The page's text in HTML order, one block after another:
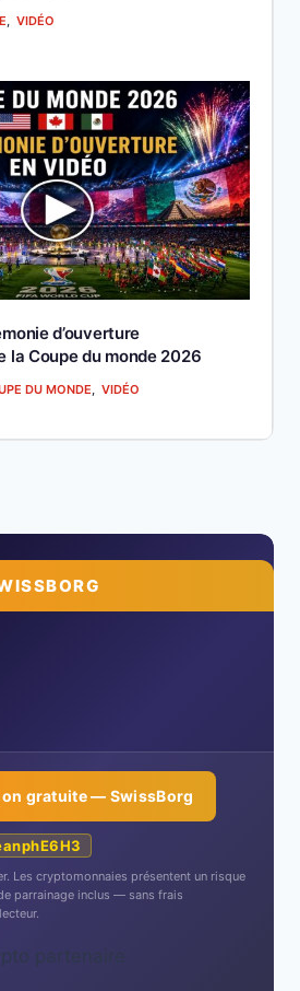
, VIDÉO
d’ouverture
la Coupe du monde 2026
DU MONDE, VIDÉO
gratuite — SwissBorg
Les cryptomonnaies présentent un risque
parrainage inclus — sans frais
partenaire